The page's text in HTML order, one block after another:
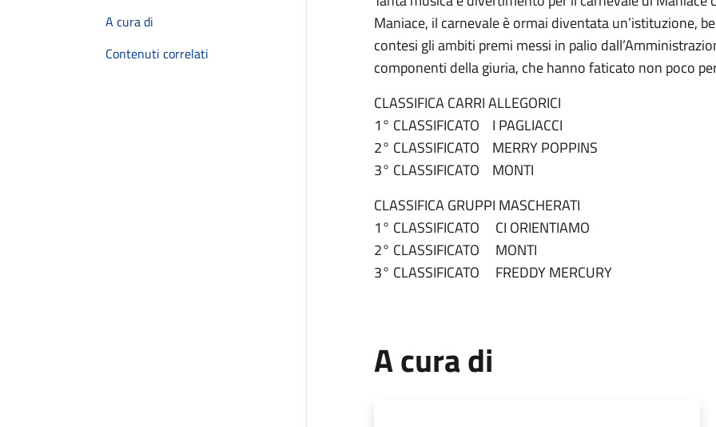
A cura di
Contenuti correlati
Maniace, il carnevale è ormai diventata un’istituzione,
contesi gli ambiti premi messi in palio
componenti della giuria, che hanno faticato non poco
CLASSIFICA CARRI ALLEGORICI
1° CLASSIFICATO I PAGLIACCI
2° CLASSIFICATO MERRY POPPINS
3° CLASSIFICATO MONTI
CLASSIFICA GRUPPI MASCHERATI
1° CLASSIFICATO CI ORIENTIAMO
2° CLASSIFICATO MONTI
3° CLASSIFICATO FREDDY MERCURY
A cura di